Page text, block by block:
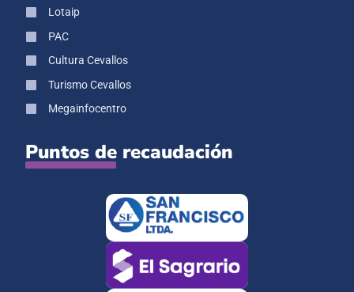
Lotaip
PAC
Cultura Cevallos
Turismo Cevallos
Megainfocentro
Puntos de recaudación